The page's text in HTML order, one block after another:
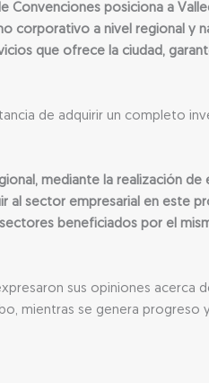
Convenciones posiciona a
corporativo a nivel regional y
que ofrece la ciudad,
de adquirir un completo
mediante la realización de
al sector empresarial en este
beneficiados por el
sus opiniones acerca
mientras se genera progreso